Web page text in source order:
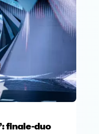
finale-duo